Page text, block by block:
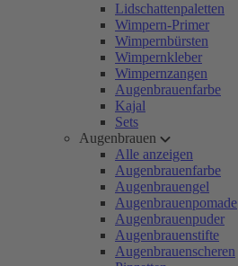
Lidschattenpaletten
Wimpern-Primer
Wimpernbürsten
Wimpernkleber
Wimpernzangen
Augenbrauenfarbe
Kajal
Sets
Augenbrauen
Alle anzeigen
Augenbrauenfarbe
Augenbrauengel
Augenbrauenpomade
Augenbrauenpuder
Augenbrauenstifte
Augenbrauenscheren